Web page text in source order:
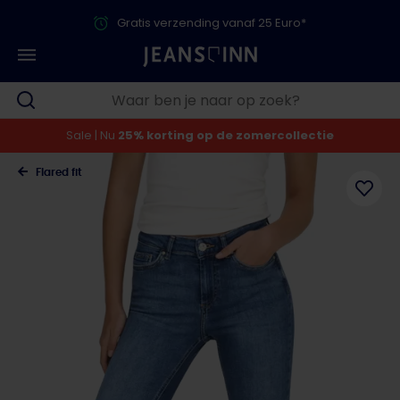
Gratis verzending vanaf 25 Euro*
Sale | Nu 25% korting op de zomercollectie
Flared fit